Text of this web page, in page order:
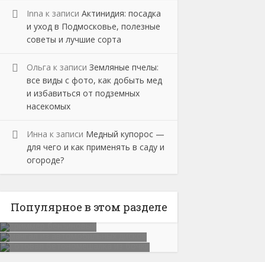
Inna к записи Актинидия: посадка
и уход в Подмосковье, полезные
советы и лучшие сорта
Ольга к записи Земляные пчелы:
все виды с фото, как добыть мед
и избавиться от подземных
насекомых
Инна к записи Медный купорос —
для чего и как применять в саду и
огороде?
Популярное в этом разделе